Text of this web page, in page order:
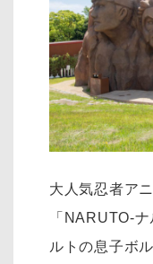
大人気忍者ア
「NARUTO-
ルトの息子ボ